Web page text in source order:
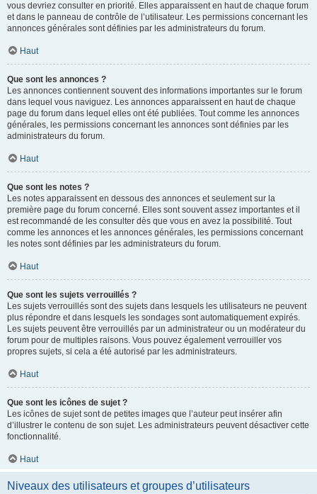
vous devriez consulter en priorité. Elles apparaissent en haut de chaque forum
et dans le panneau de contrôle de l’utilisateur. Les permissions concernant les
annonces générales sont définies par les administrateurs du forum.
Haut
Que sont les annonces ?
Les annonces contiennent souvent des informations importantes sur le forum
dans lequel vous naviguez. Les annonces apparaissent en haut de chaque
page du forum dans lequel elles ont été publiées. Tout comme les annonces
générales, les permissions concernant les annonces sont définies par les
administrateurs du forum.
Haut
Que sont les notes ?
Les notes apparaissent en dessous des annonces et seulement sur la
première page du forum concerné. Elles sont souvent assez importantes et il
est recommandé de les consulter dès que vous en avez la possibilité. Tout
comme les annonces et les annonces générales, les permissions concernant
les notes sont définies par les administrateurs du forum.
Haut
Que sont les sujets verrouillés ?
Les sujets verrouillés sont des sujets dans lesquels les utilisateurs ne peuvent
plus répondre et dans lesquels les sondages sont automatiquement expirés.
Les sujets peuvent être verrouillés par un administrateur ou un modérateur du
forum pour de multiples raisons. Vous pouvez également verrouiller vos
propres sujets, si cela a été autorisé par les administrateurs.
Haut
Que sont les icônes de sujet ?
Les icônes de sujet sont de petites images que l’auteur peut insérer afin
d’illustrer le contenu de son sujet. Les administrateurs peuvent désactiver cette
fonctionnalité.
Haut
Niveaux des utilisateurs et groupes d’utilisateurs